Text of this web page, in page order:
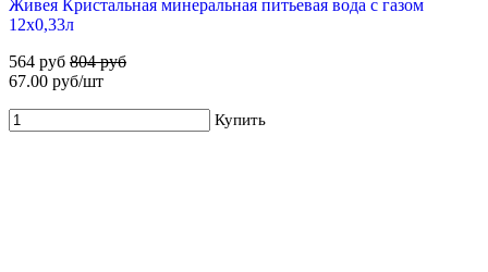
599 руб1 900 руб
Живея Кристальная минеральная питьевая вода с газом
12х0,33л
564 руб 804 руб
67.00 руб/шт
Купить